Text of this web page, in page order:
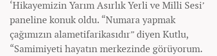
‘Hikayemizin Yarım Asırlık Yerli ve Milli Sesi’
paneline konuk oldu. “Numara yapmak
çağımızın alametifarikasıdır” diyen Kutlu,
“Samimiyeti hayatın merkezinde görüyorum.